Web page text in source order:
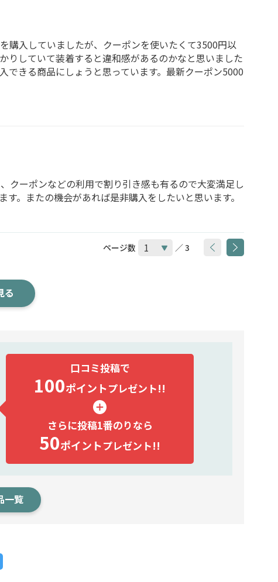
購入していましたが、クーポンを使いたくて3500円以
していて装着すると違和感があるのかなと思いました
きる商品にしょうと思っています。最新クーポン5000
クーポンなどの利用で割り引き感も有るので大変満足し
。またの機会があれば是非購入をしたいと思います。
ページ数 ／ 3
る
口コミ投稿で
100ポイントプレゼント!!
さらに投稿1番のりなら
50ポイントプレゼント!!
一覧